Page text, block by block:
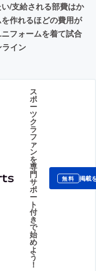
/支給される部費はか
作れるほどの費用が
フォームを着て試合
イン
ス
ポ
ー
ツ
ク
ラ
フ
ァ
ン
を
専
門
サ
ポ
ー
ト
付
き
で
始
め
よ
う
！
無料 掲載